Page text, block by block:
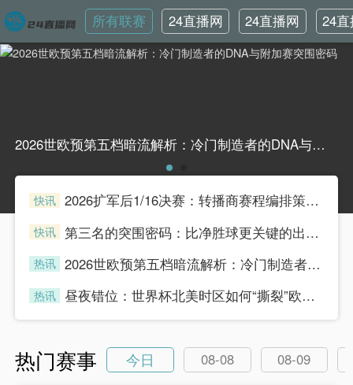
所有联赛
24直播网
英超
24直播网
世界杯
24
韩
2026世欧预第五档暗流解析：冷门制造者的DNA与附加赛突围密码2026世欧预第五档暗流解析：冷门制造者的DNA与附加赛突围密码
快讯
2026扩军后1/16决赛：转播商赛程编排策略与广告收益模型重构
快讯
第三名的突围密码：比净胜球更关键的出线法则
热讯
2026世欧预第五档暗流解析：冷门制造者的DNA与附加赛突围密码
热讯
昼夜错位：世界杯北美时区如何“撕裂”欧洲球迷的生理时钟
热门赛事 今日 08-08
08-09